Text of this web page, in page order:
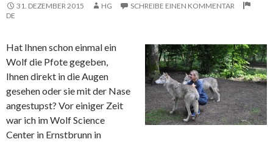
31. DEZEMBER 2015 HG
SCHREIBE EINEN KOMMENTAR
DE
Hat Ihnen schon einmal ein
Wolf die Pfote gegeben,
Ihnen direkt in die Augen
gesehen oder sie mit der Nase
angestupst? Vor einiger Zeit
war ich im Wolf Science
Center in Ernstbrunn in